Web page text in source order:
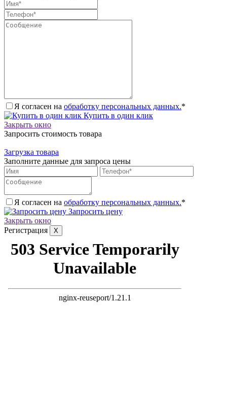
Я согласен на обработку персональных данных.*
Купить в один клик
Закрыть окно
Запросить стоимость товара
Загрузка товара
Заполните данные для запроса цены
Я согласен на обработку персональных данных.*
Запросить цену
Закрыть окно
Регистрация
X